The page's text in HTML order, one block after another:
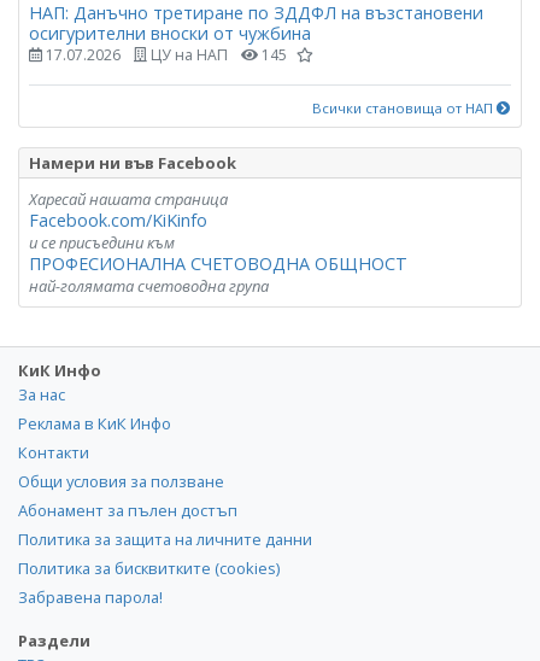
НАП: Данъчно третиране по ЗДДФЛ на възстановени
осигурителни вноски от чужбина
17.07.2026 ЦУ на НАП 145
Всички становища от НАП
Намери ни във Facebook
Харесай нашата страница
Facebook.com/KiKinfo
и се присъедини към
ПРОФЕСИОНАЛНА СЧЕТОВОДНА ОБЩНОСТ
най-голямата счетоводна група
КиК Инфо
За нас
Реклама в КиК Инфо
Контакти
Общи условия за ползване
Абонамент за пълен достъп
Политика за защита на личните данни
Политика за бисквитките (cookies)
Забравена парола!
Раздели